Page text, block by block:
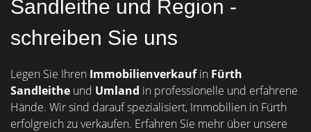
Sandleithe und Region -
schreiben Sie uns
Legen Sie Ihren Immobilienverkaufin Fürth
Sandleithe und Umland in professionelle und erfahrene
Hände. Wir sind darauf spezialisiert, Immobilien in Fürth
erfolgreich zu verkaufen. Erfahren Sie mehr über unsere